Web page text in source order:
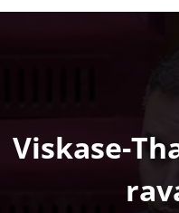
Viskase-